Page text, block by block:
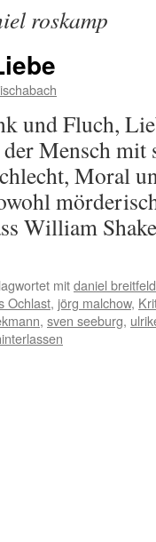
roskamp
und Fluch,
Mensch mit
Moral
William
mitdaniel
Ochlast, jörg malchow,
, sven seeburg,